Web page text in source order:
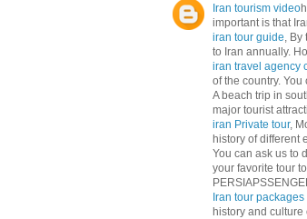
Iran tourism video
important is that
iran tour guide, By
to Iran annually.
iran travel agency
of the country.
A beach trip in
major tourist
iran Private tour,
history of different
You can ask us to
your favorite tour
Iran tour packages
history and